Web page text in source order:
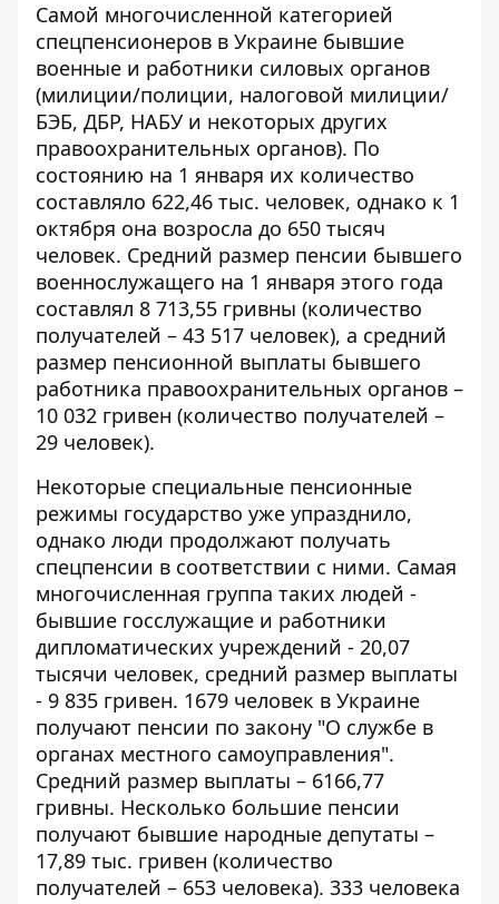
Самой многочисленной категорией
спецпенсионеров в Украине бывшие
военные и работники силовых органов
(милиции/полиции, налоговой милиции/
БЭБ, ДБР, НАБУ и некоторых других
правоохранительных органов). По
состоянию на 1 января их количество
составляло 622,46 тыс. человек, однако к 1
октября она возросла до 650 тысяч
человек. Средний размер пенсии бывшего
военнослужащего на 1 января этого года
составлял 8 713,55 гривны (количество
получателей – 43 517 человек), а средний
размер пенсионной выплаты бывшего
работника правоохранительных органов –
10 032 гривен (количество получателей –
29 человек).
Некоторые специальные пенсионные
режимы государство уже упразднило,
однако люди продолжают получать
спецпенсии в соответствии с ними. Самая
многочисленная группа таких людей -
бывшие госслужащие и работники
дипломатических учреждений - 20,07
тысячи человек, средний размер выплаты
- 9 835 гривен. 1679 человек в Украине
получают пенсии по закону "О службе в
органах местного самоуправления".
Средний размер выплаты – 6166,77
гривны. Несколько большие пенсии
получают бывшие народные депутаты –
17,89 тыс. гривен (количество
получателей – 653 человека). 333 человека